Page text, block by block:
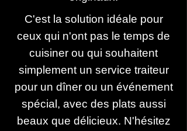
C'est la solution idéale pour
ceux qui n'ont pas le temps de
cuisiner ou qui souhaitent
simplement un service traiteur
pour un dîner ou un événement
spécial, avec des plats aussi
beaux que délicieux. N'hésitez